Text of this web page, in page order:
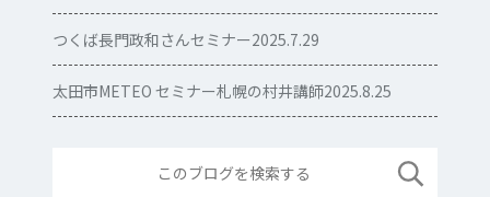
つくば長門政和さんセミナー2025.7.29
太田市METEO セミナー札幌の村井講師2025.8.25